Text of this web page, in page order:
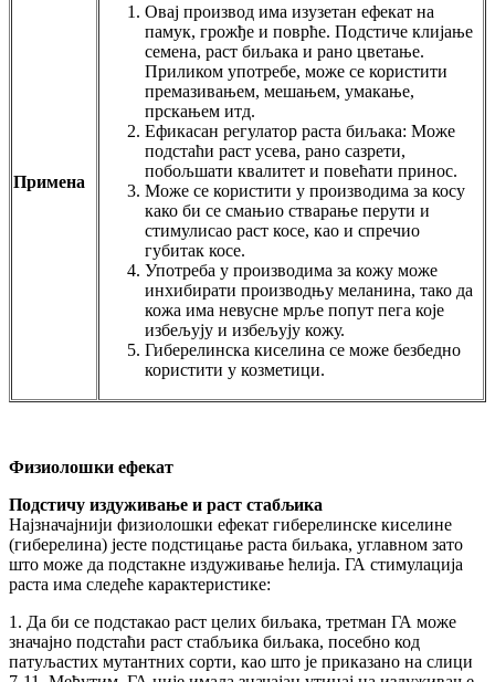
Примена
Овај производ има изузетан ефекат на
памук, грожђе и поврће. Подстиче клијање
семена, раст биљака и рано цветање.
Приликом употребе, може се користити
премазивањем, мешањем, умакање,
прскањем итд.
Ефикасан регулатор раста биљака: Може
подстаћи раст усева, рано сазрети,
побољшати квалитет и повећати принос.
Може се користити у производима за косу
како би се смањио стварање перути и
стимулисао раст косе, као и спречио
губитак косе.
Употреба у производима за кожу може
инхибирати производњу меланина, тако да
кожа има невусне мрље попут пега које
избељују и избељују кожу.
Гиберелинска киселина се може безбедно
користити у козметици.
Физиолошки ефекат
Подстичу издуживање и раст стабљика
Најзначајнији физиолошки ефекат гиберелинске киселине
(гиберелина) јесте подстицање раста биљака, углавном зато
што може да подстакне издуживање ћелија. ГА стимулација
раста има следеће карактеристике:
1. Да би се подстакао раст целих биљака, третман ГА може
значајно подстаћи раст стабљика биљака, посебно код
патуљастих мутантних сорти, као што је приказано на слици